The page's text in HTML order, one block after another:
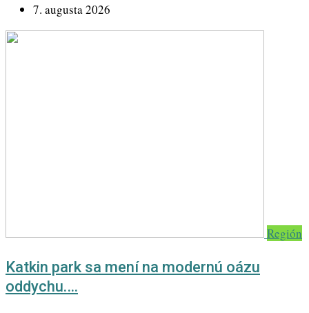
7. augusta 2026
Región
Katkin park sa mení na modernú oázu
oddychu.…